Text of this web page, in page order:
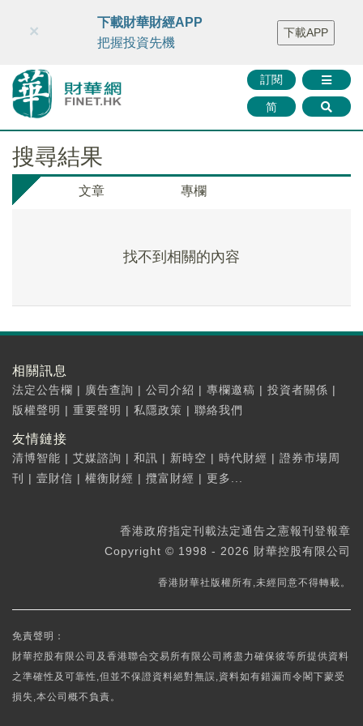
財華智庫網 FINTV FINMETA 財華證券 媒體矩陣
智庫沙龍
聯絡我們
訂閱
简
×
下載財華財經APP
把握投資先機
下載APP
搜尋結果
文章 專欄
找不到相關的內容
相關訊息
法定公告欄 | 廣告查詢 | 公司介紹 | 專欄邀稿 | 投資者關係 |
版權聲明 | 重要聲明 | 私隱政策 | 聯絡我們
友情鏈接
清博智能 | 艾媒諮詢 | 和訊 | 新時空 | 時代財經 | 證券市場周
刊
| 壹財信 | 權衡財經 | 攬富財經 | 更多...
香港政府指定刊載法定通告之憲報刊登報章
Copyright © 1998 - 2026 財華控股有限公司
香港財華社版權所有,未經同意不得轉載。
免責聲明：
財華控股有限公司及香港聯合交易所有限公司將盡力確保彼等所提供資料
之準確性及可靠性,但並不保證資料絕對無誤,資料如有錯漏而令閣下蒙受
損失,本公司概不負責。